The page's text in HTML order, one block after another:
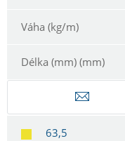
Váha (kg/m)
Délka (mm) (mm)
63,5